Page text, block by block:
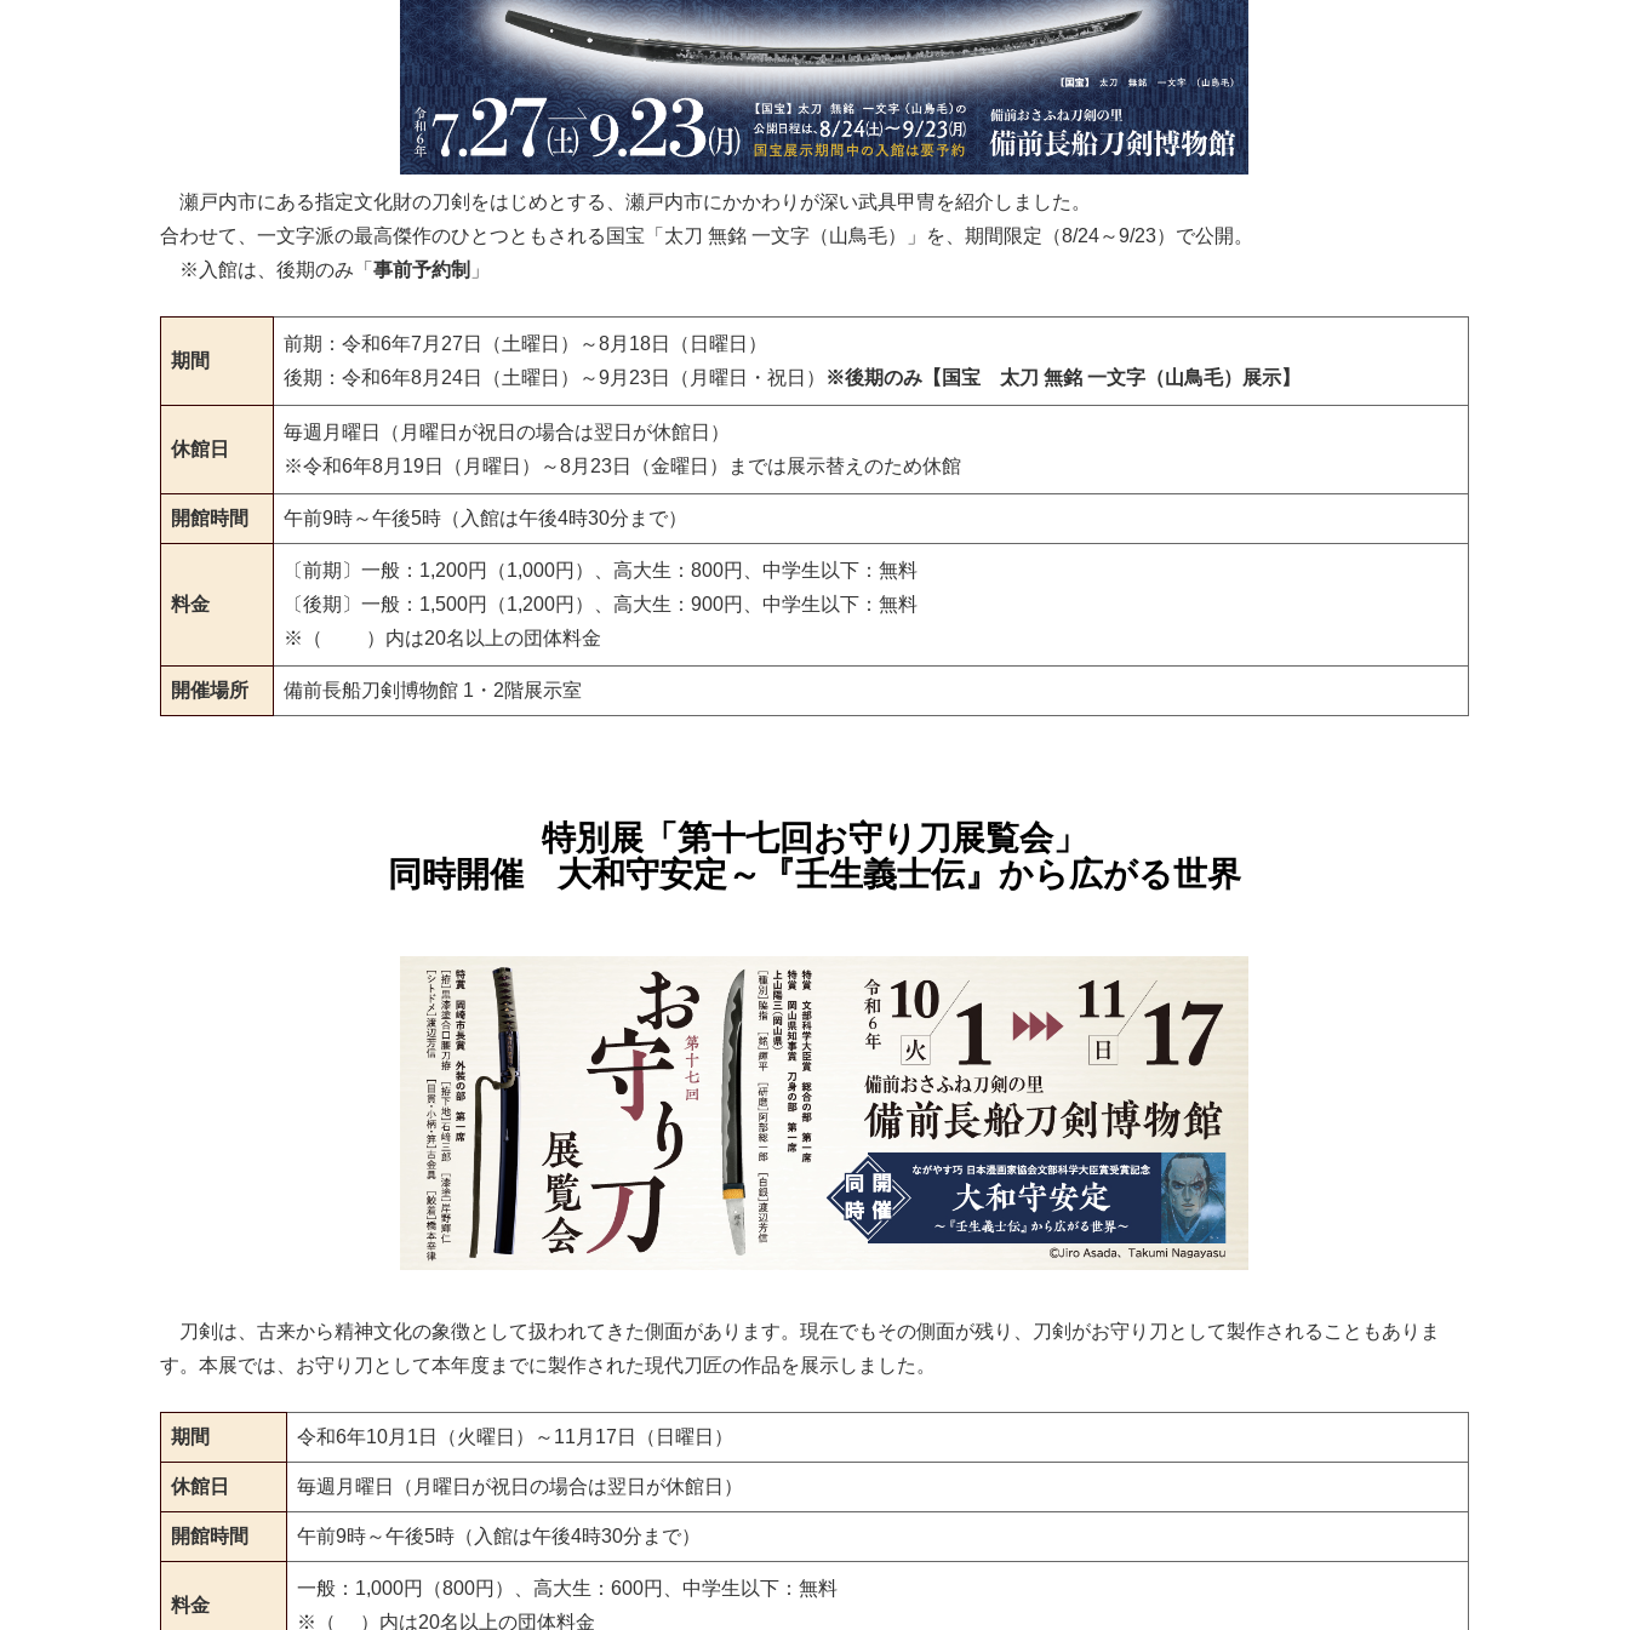
瀬戸内市にある指定文化財の刀剣をはじめとする、瀬戸内市にかかわりが深い武具甲冑を紹介しました。
合わせて、一文字派の最高傑作のひとつともされる国宝「太刀 無銘 一文字（山鳥毛）」を、期間限定（8/24～9/23）で公開。
※入館は、後期のみ「 事前予約制 」
期間
前期：令和6年7月27日（土曜日）～8月18日（日曜日）
後期：令和6年8月24日（土曜日）～9月23日（月曜日・祝日）
※後期のみ【国宝 太刀 無銘 一文字（山鳥毛）展示】
休館日
毎週月曜日（月曜日が祝日の場合は翌日が休館日）
※令和6年8月19日（月曜日）～8月23日（金曜日）までは展示替えのため休館
開館時間 午前9時～午後5時（入館は午後4時30分まで）
料金
〔前期〕一般：1,200円（1,000円）、高大生：800円、中学生以下：無料
〔後期〕一般：1,500円（1,200円）、高大生：900円、中学生以下：無料
※（ ）内は20名以上の団体料金
開催場所 備前長船刀剣博物館 1・2階展示室
特別展「第十七回お守り刀展覧会」
同時開催 大和守安定～『壬生義士伝』から広がる世界
刀剣は、古来から精神文化の象徴として扱われてきた側面があります。現在でもその側面が残り、刀剣がお守り刀として製作されることもありま
す。本展では、お守り刀として本年度までに製作された現代刀匠の作品を展示しました。
期間 令和6年10月1日（火曜日）～11月17日（日曜日）
休館日 毎週月曜日（月曜日が祝日の場合は翌日が休館日）
開館時間 午前9時～午後5時（入館は午後4時30分まで）
料金
一般：1,000円（800円）、高大生：600円、中学生以下：無料
※（ ）内は20名以上の団体料金